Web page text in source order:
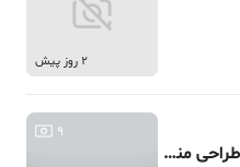
2 روز پیش
58 متر، شیان، مجتمع مسکونی طراحی منحصر به فرد
9